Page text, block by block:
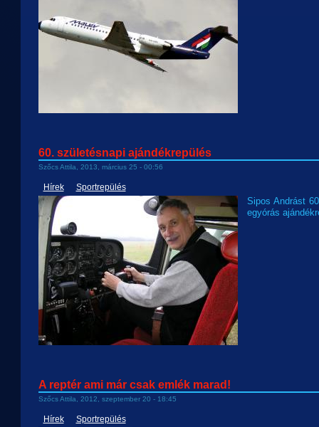
60. születésnapi ajándékrepülés
Szőcs Attila, 2013, március 25 - 00:56
Hírek Sportrepülés
Sipos Andrást
egyórás
A reptér ami már csak emlék marad!
Szőcs Attila, 2012, szeptember 20 - 18:45
Hírek Sportrepülés